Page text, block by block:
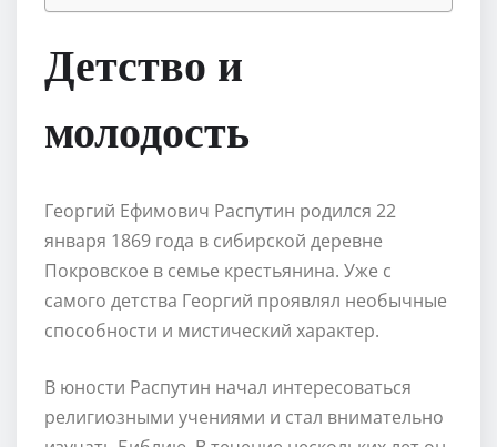
Детство и
молодость
Георгий Ефимович Распутин родился 22
января 1869 года в сибирской деревне
Покровское в семье крестьянина. Уже с
самого детства Георгий проявлял необычные
способности и мистический характер.
В юности Распутин начал интересоваться
религиозными учениями и стал внимательно